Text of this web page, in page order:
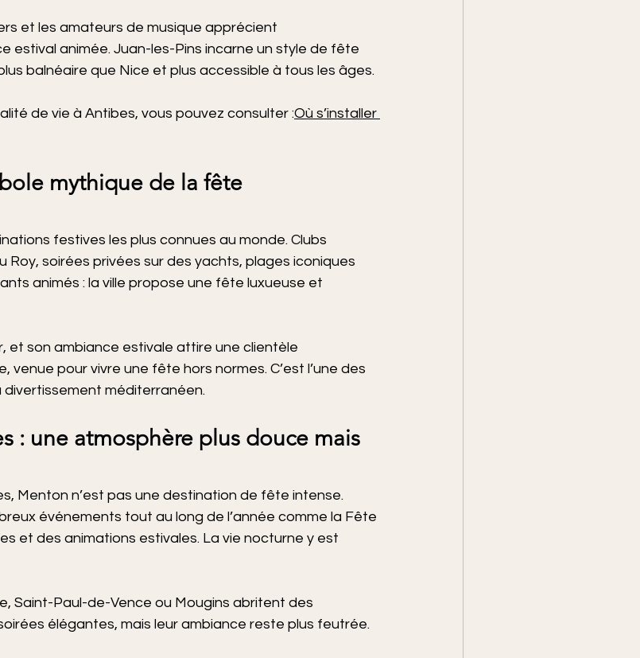
et les amateurs de musique apprécient
estival animée. Juan-les-Pins incarne un style de fête
balnéaire que Nice et plus accessible à tous les âges.
de vie à Antibes, vous pouvez consulter :Où s’installer
mythique de la fête
festives les plus connues au monde. Clubs
Roy, soirées privées sur des yachts, plages iconiques
animés : la ville propose une fête luxueuse et
et son ambiance estivale attire une clientèle
pour vivre une fête hors normes. C’est l’une des
divertissement méditerranéen.
: une atmosphère plus douce mais
Menton n’est pas une destination de fête intense.
événements tout au long de l’année comme la Fête
et des animations estivales. La vie nocturne y est
Saint-Paul-de-Vence ou Mougins abritent des
élégantes, mais leur ambiance reste plus feutrée.